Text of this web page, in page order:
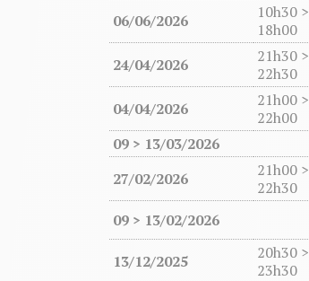
06/06/2026
10h30 >
18h00
24/04/2026
21h30 >
22h30
04/04/2026
21h00 >
22h00
09 > 13/03/2026
27/02/2026
21h00 >
22h30
09 > 13/02/2026
13/12/2025
20h30 >
23h30